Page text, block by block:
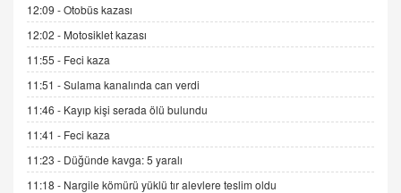
AV. RÜMEYSA ÖZKALE
Kira Uyuşmazlıklarında Dava Açmadan Önce
Arabulucuya Başvuru Şartı
23.09.2023 16:30
CAN UĞURATEŞ
Değişen yapısıyla Suriye
16.12.2024 14:16
12:09 -Otobüs kazası
12:02 - Motosiklet kazası
11:55 - Feci kaza
11:51 -Sulama kanalında can verdi
11:46 - Kayıp kişi serada ölü bulundu
11:41 - Feci kaza
11:23 - Düğünde kavga: 5 yaralı
11:18 - Nargile kömürü yüklü tır alevlere teslim oldu